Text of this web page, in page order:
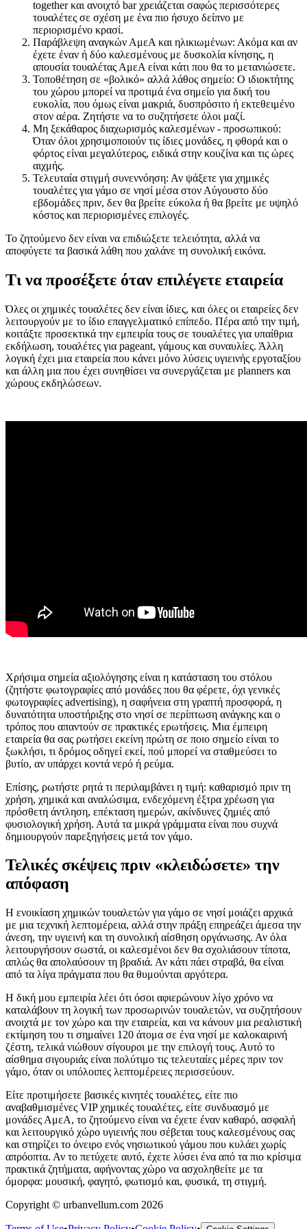
together και ανοιχτό bar χρειάζεται σαφώς περισσότερες
τουαλέτες σε σχέση με ένα πιο ήσυχο δείπνο με
περιορισμένο κρασί.
Παράβλεψη αναγκών ΑμεΑ και ηλικιωμένων: Ακόμα και αν
έχετε έναν ή δύο καλεσμένους με δυσκολία κίνησης, η
απουσία τουαλέτας ΑμεΑ είναι κάτι που θα το μετανιώσετε.
Τοποθέτηση σε «βολικό» αλλά λάθος σημείο: Ο ιδιοκτήτης
του χώρου μπορεί να προτιμά ένα σημείο για δική του
ευκολία, που όμως είναι μακριά, δυσπρόσιτο ή εκτεθειμένο
στον αέρα. Ζητήστε να το συζητήσετε όλοι μαζί.
Μη ξεκάθαρος διαχωρισμός καλεσμένων - προσωπικού:
Όταν όλοι χρησιμοποιούν τις ίδιες μονάδες, η φθορά και ο
φόρτος είναι μεγαλύτερος, ειδικά στην κουζίνα και τις ώρες
αιχμής.
Τελευταία στιγμή συνεννόηση: Αν ψάξετε για χημικές
τουαλέτες για γάμο σε νησί μέσα στον Αύγουστο δύο
εβδομάδες πριν, δεν θα βρείτε εύκολα ή θα βρείτε με υψηλό
κόστος και περιορισμένες επιλογές.
Το ζητούμενο δεν είναι να επιδιώξετε τελειότητα, αλλά να
αποφύγετε τα βασικά λάθη που χαλάνε τη συνολική εικόνα.
Τι να προσέξετε όταν επιλέγετε εταιρεία
Όλες οι χημικές τουαλέτες δεν είναι ίδιες, και όλες οι εταιρείες δεν
λειτουργούν με το ίδιο επαγγελματικό επίπεδο. Πέρα από την τιμή,
κοιτάξτε προσεκτικά την εμπειρία τους σε τουαλέτες για υπαίθρια
εκδήλωση, τουαλέτες για pageant, γάμους και συναυλίες. Άλλη
λογική έχει μια εταιρεία που κάνει μόνο λύσεις υγιεινής εργοταξίου
και άλλη μια που έχει συνηθίσει να συνεργάζεται με planners και
χώρους εκδηλώσεων.
Χρήσιμα σημεία αξιολόγησης είναι η κατάσταση του στόλου
(ζητήστε φωτογραφίες από μονάδες που θα φέρετε, όχι γενικές
φωτογραφίες advertising), η σαφήνεια στη γραπτή προσφορά, η
δυνατότητα υποστήριξης στο νησί σε περίπτωση ανάγκης και ο
τρόπος που απαντούν σε πρακτικές ερωτήσεις. Μια έμπειρη
εταιρεία θα σας ρωτήσει εκείνη πρώτη σε ποιο σημείο είναι το
ξωκλήσι, τι δρόμος οδηγεί εκεί, πού μπορεί να σταθμεύσει το
βυτίο, αν υπάρχει κοντά νερό ή ρεύμα.
Επίσης, ρωτήστε ρητά τι περιλαμβάνει η τιμή: καθαρισμό πριν τη
χρήση, χημικά και αναλώσιμα, ενδεχόμενη έξτρα χρέωση για
πρόσθετη άντληση, επέκταση ημερών, ακίνδυνες ζημιές από
φυσιολογική χρήση. Αυτά τα μικρά γράμματα είναι που συχνά
δημιουργούν παρεξηγήσεις μετά τον γάμο.
Τελικές σκέψεις πριν «κλειδώσετε» την
απόφαση
Η ενοικίαση χημικών τουαλετών για γάμο σε νησί μοιάζει αρχικά
με μια τεχνική λεπτομέρεια, αλλά στην πράξη επηρεάζει άμεσα την
άνεση, την υγιεινή και τη συνολική αίσθηση οργάνωσης. Αν όλα
λειτουργήσουν σωστά, οι καλεσμένοι δεν θα σχολιάσουν τίποτα,
απλώς θα απολαύσουν τη βραδιά. Αν κάτι πάει στραβά, θα είναι
από τα λίγα πράγματα που θα θυμούνται αργότερα.
Η δική μου εμπειρία λέει ότι όσοι αφιερώνουν λίγο χρόνο να
καταλάβουν τη λογική των προσωρινών τουαλετών, να συζητήσουν
ανοιχτά με τον χώρο και την εταιρεία, και να κάνουν μια ρεαλιστική
εκτίμηση του τι σημαίνει 120 άτομα σε ένα νησί με καλοκαιρινή
ζέστη, τελικά νιώθουν σίγουροι με την επιλογή τους. Αυτό το
αίσθημα σιγουριάς είναι πολύτιμο τις τελευταίες μέρες πριν τον
γάμο, όταν οι υπόλοιπες λεπτομέρειες περισσεύουν.
Είτε προτιμήσετε βασικές κινητές τουαλέτες, είτε πιο
αναβαθμισμένες VIP χημικές τουαλέτες, είτε συνδυασμό με
μονάδες ΑμεΑ, το ζητούμενο είναι να έχετε έναν καθαρό, ασφαλή
και λειτουργικό χώρο υγιεινής που σέβεται τους καλεσμένους σας
και στηρίζει το όνειρο ενός νησιωτικού γάμου που κυλάει χωρίς
απρόοπτα. Αν το πετύχετε αυτό, έχετε λύσει ένα από τα πιο κρίσιμα
πρακτικά ζητήματα, αφήνοντας χώρο να ασχοληθείτε με τα
όμορφα: μουσική, φαγητό, φωτισμό και, φυσικά, τη στιγμή.
Copyright © urbanvellum.com 2026